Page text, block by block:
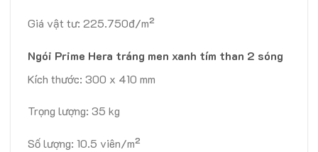
Giá vật tư: 225.750đ/m²
Ngói Prime Hera tráng men xanh tím than 2 sóng
Kích thước: 300 x 410 mm
Trọng lượng: 35 kg
Số lượng: 10.5 viên/m²